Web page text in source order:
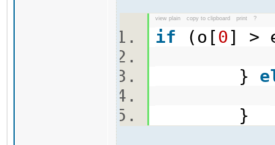
view plain copy to clipboard print ?
if (o[0] >
}
}